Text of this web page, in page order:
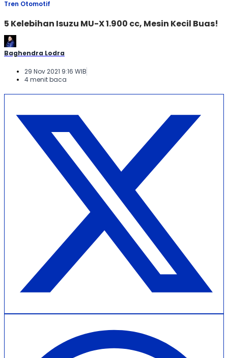
Tren Otomotif
5 Kelebihan Isuzu MU-X 1.900 cc, Mesin Kecil Buas!
Baghendra Lodra
29 Nov 2021 9:16 WIB
4 menit baca